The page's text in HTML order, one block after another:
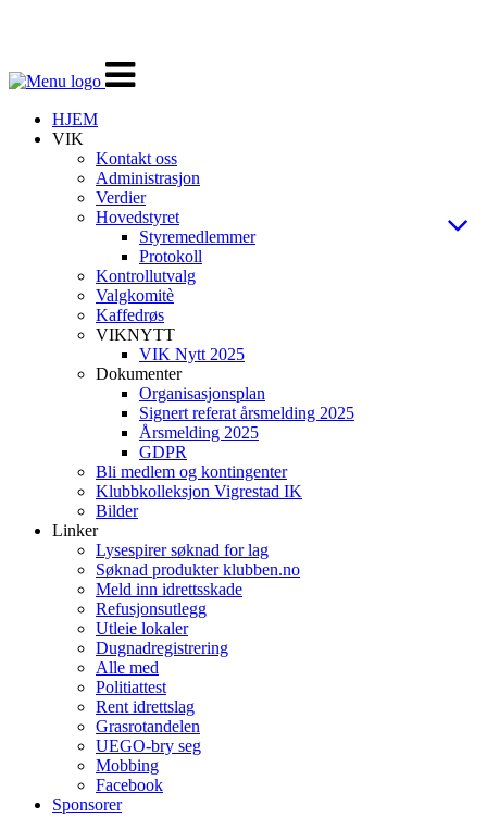
Veksle
navigasjon
HJEM
VIK
Kontakt oss
Administrasjon
Verdier
Hovedstyret
Styremedlemmer
Protokoll
Kontrollutvalg
Valgkomitè
Kaffedrøs
VIKNYTT
VIK Nytt 2025
Dokumenter
Organisasjonsplan
Signert referat årsmelding 2025
Årsmelding 2025
GDPR
Bli medlem og kontingenter
Klubbkolleksjon Vigrestad IK
Bilder
Linker
Lysespirer søknad for lag
Søknad produkter klubben.no
Meld inn idrettsskade
Refusjonsutlegg
Utleie lokaler
Dugnadregistrering
Alle med
Politiattest
Rent idrettslag
Grasrotandelen
UEGO-bry seg
Mobbing
Facebook
Sponsorer